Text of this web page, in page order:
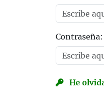
Contraseña:
He